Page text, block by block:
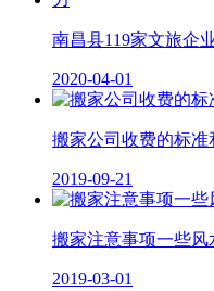
南昌县119家文旅企
2020-04-01
搬家公司收费的标准
2019-09-21
搬家注意事项一些风
2019-03-01